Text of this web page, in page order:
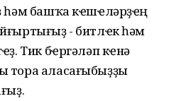
һәм башҡа кҽшҽләрҙҽң
- битлҽк һәм
Тик бҽргәләп кҽнә
тора аласағыбыҙҙы